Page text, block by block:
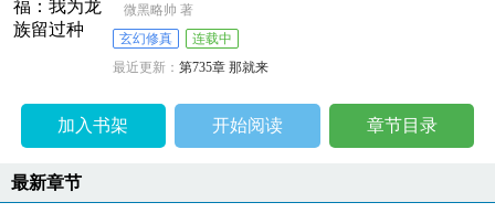
微黑略帅 著
玄幻修真
连载中
最近更新：第735章 那就来
加入书架 开始阅读 章节目录
最新章节